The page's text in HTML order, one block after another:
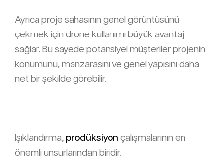
Ayrıca proje sahasının genel görüntüsünü
çekmek için drone kullanımı büyük avantaj
sağlar. Bu sayede potansiyel müşteriler projenin
konumunu, manzarasını ve genel yapısını daha
net bir şekilde görebilir.
Işıklandırma, prodüksiyon çalışmalarının en
önemli unsurlarından biridir.